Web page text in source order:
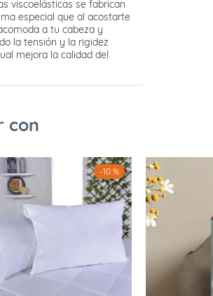
viscoelásticas se fabrican
especial que al acostarte
a tu cabeza y
la tensión y la rigidez
mejora la calidad del
con
-10 %